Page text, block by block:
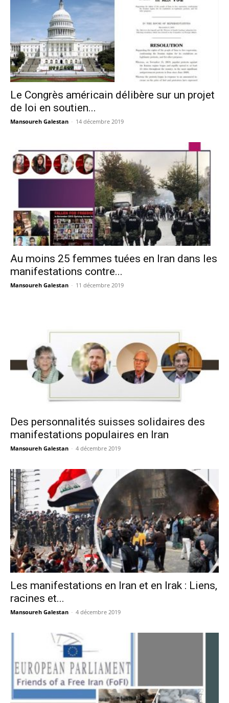
Le Congrès américain délibère sur un projet
de loi en soutien...
Mansoureh Galestan - 14 décembre 2019
Au moins 25 femmes tuées en Iran dans les
manifestations contre...
Mansoureh Galestan - 11 décembre 2019
Des personnalités suisses solidaires des
manifestations populaires en Iran
Mansoureh Galestan - 4 décembre 2019
Les manifestations en Iran et en Irak : Liens,
racines et...
Mansoureh Galestan - 4 décembre 2019